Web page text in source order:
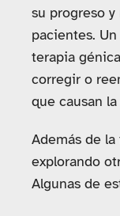
su progreso
pacientes.
terapia
corregir o
que causan
Además de
explorando
Algunas de